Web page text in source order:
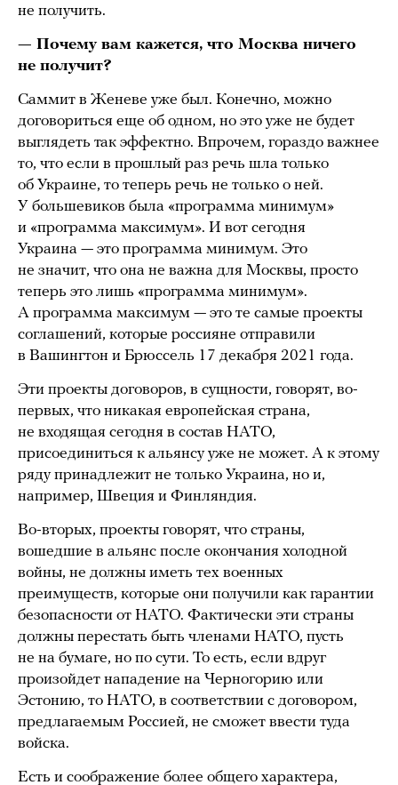
не получить.
— Почему вам кажется, что Москва ничего
не получит?
Саммит в Женеве уже был. Конечно, можно
договориться еще об одном, но это уже не будет
выглядеть так эффектно. Впрочем, гораздо важнее
то, что если в прошлый раз речь шла только
об Украине, то теперь речь не только о ней.
У большевиков была «программа минимум»
и «программа максимум». И вот сегодня
Украина — это программа минимум. Это
не значит, что она не важна для Москвы, просто
теперь это лишь «программа минимум».
А программа максимум — это те самые проекты
соглашений, которые россияне отправили
в Вашингтон и Брюссель 17 декабря 2021 года.
Эти проекты договоров, в сущности, говорят, во-
первых, что никакая европейская страна,
не входящая сегодня в состав НАТО,
присоединиться к альянсу уже не может. А к этому
ряду принадлежит не только Украина, но и,
например, Швеция и Финляндия.
Во-вторых, проекты говорят, что страны,
вошедшие в альянс после окончания холодной
войны, не должны иметь тех военных
преимуществ, которые они получили как гарантии
безопасности от НАТО. Фактически эти страны
должны перестать быть членами НАТО, пусть
не на бумаге, но по сути. То есть, если вдруг
произойдет нападение на Черногорию или
Эстонию, то НАТО, в соответствии с договором,
предлагаемым Россией, не сможет ввести туда
войска.
Есть и соображение более общего характера,